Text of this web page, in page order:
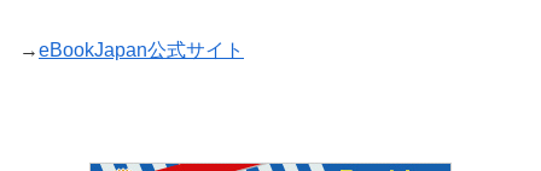
→eBookJapan公式サイト